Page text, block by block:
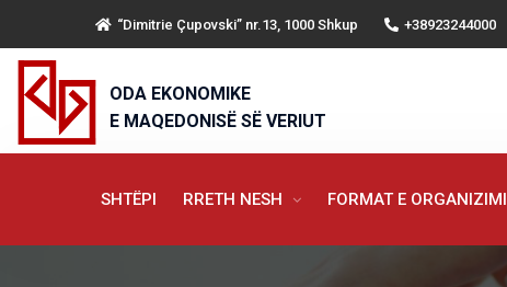
“Dimitrie Çupovski” nr.13, 1000 Shkup +38923244000
ODA EKONOMIKE
E MAQEDONISË SË VERIUT
SHTËPI RRETH NESH FORMAT E